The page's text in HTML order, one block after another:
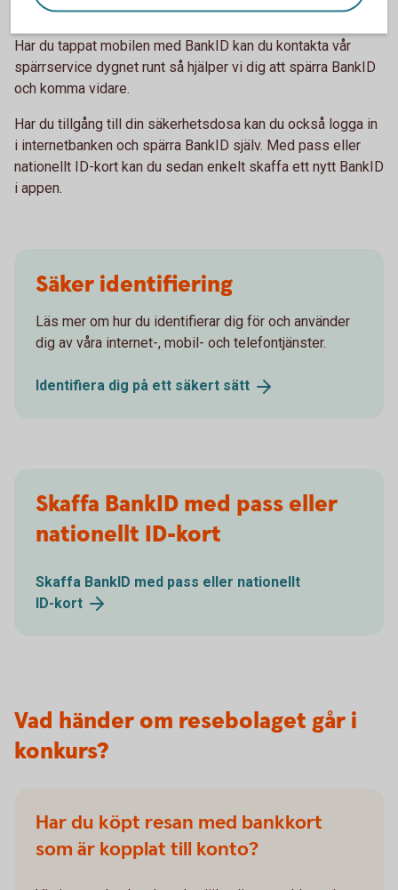
Har du tappat mobilen med BankID kan du kontakta vår
spärrservice dygnet runt så hjälper vi dig att spärra BankID
och komma vidare.
Har du tillgång till din säkerhetsdosa kan du också logga in
i internetbanken och spärra BankID själv. Med pass eller
nationellt ID-kort kan du sedan enkelt skaffa ett nytt BankID
i appen.
Säker identifiering
Läs mer om hur du identifierar dig för och använder
dig av våra internet-, mobil- och telefontjänster.
Identifiera dig på ett säkert sätt
Skaffa BankID med pass eller
nationellt ID-kort
Skaffa BankID med pass eller nationellt
ID-kort
Vad händer om resebolaget går i
konkurs?
Har du köpt resan med bankkort
som är kopplat till konto?